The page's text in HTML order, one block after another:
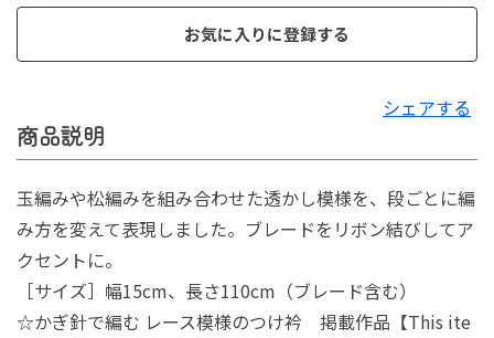
お気に入りに登録する
シェアする
商品説明
玉編みや松編みを組み合わせた透かし模様を、段ごとに編
み方を変えて表現しました。ブレードをリボン結びしてア
クセントに。
［サイズ］幅15cm、長さ110cm（ブレード含む）
☆かぎ針で編む レース模様のつけ衿 掲載作品【This ite